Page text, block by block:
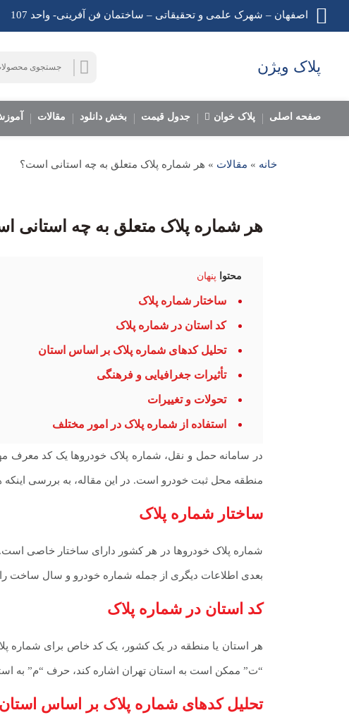
اصفهان – شهرک علمی و تحقیقاتی – ساختمان فن آفرینی- واحد 107
پلاک ویژن
صفحه اصلی پلاک خوان جدول قیمت بخش دانلود مقالات
خانه » مقالات » هر شماره پلاک متعلق به چه استانی است؟
هر شماره پلاک متعلق به چه استانی
محتوا پنهان
ساختار شماره پلاک
کد استان در شماره پلاک
تحلیل کدهای شماره پلاک بر اساس استان
تأثیرات جغرافیایی و فرهنگی
تحولات و تغییرات
استفاده از شماره پلاک در امور مختلف
در سامانه حمل و نقل، شماره پلاک خودروها یک کد معرف
منطقه محل ثبت خودرو است. در این مقاله، به بررسی
ساختار شماره پلاک
شماره پلاک خودروها در هر کشور دارای ساختار خاصی
بعدی اطلاعات دیگری از جمله شماره خودرو و سال ساخت
کد استان در شماره پلاک
هر استان یا منطقه در یک کشور، یک کد خاص برای شماره
“ت” ممکن است به استان تهران اشاره کند، حرف “م” به
تحلیل کدهای شماره پلاک بر اساس استان